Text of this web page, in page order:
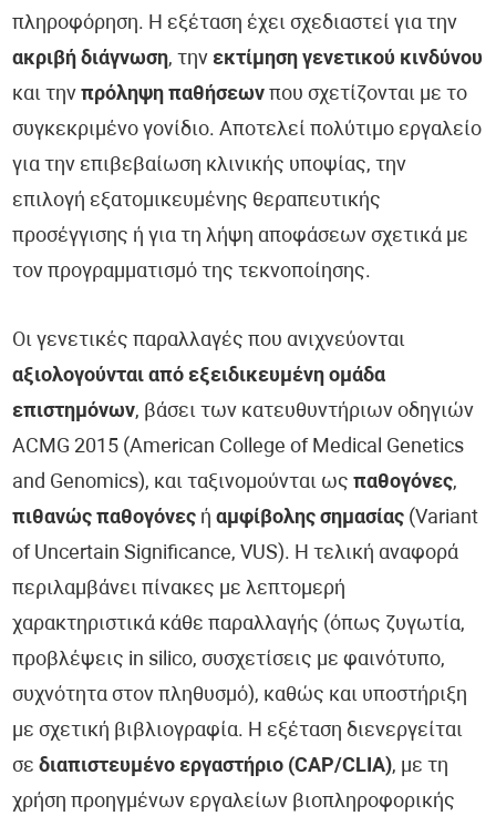
πληροφόρηση. Η εξέταση έχει σχεδιαστεί για την
ακριβή διάγνωση, τηνεκτίμηση γενετικού κινδύνου
και τηνπρόληψη παθήσεων που σχετίζονται με το
συγκεκριμένο γονίδιο. Αποτελεί πολύτιμο εργαλείο
για την επιβεβαίωση κλινικής υποψίας, την
επιλογή εξατομικευμένης θεραπευτικής
προσέγγισης ή για τη λήψη αποφάσεων σχετικά με
τον προγραμματισμό της τεκνοποίησης.
Οι γενετικές παραλλαγές που ανιχνεύονται
αξιολογούνται από εξειδικευμένη ομάδα
επιστημόνων, βάσει των κατευθυντήριων οδηγιών
ACMG 2015 (American College of Medical Genetics
and Genomics), και ταξινομούνται ωςπαθογόνες,
πιθανώς παθογόνες ήαμφίβολης σημασίας (Variant
of Uncertain Significance, VUS). Η τελική αναφορά
περιλαμβάνει πίνακες με λεπτομερή
χαρακτηριστικά κάθε παραλλαγής (όπως ζυγωτία,
προβλέψεις in silico, συσχετίσεις με φαινότυπο,
συχνότητα στον πληθυσμό), καθώς και υποστήριξη
με σχετική βιβλιογραφία. Η εξέταση διενεργείται
σεδιαπιστευμένο εργαστήριο (CAP/CLIA), με τη
χρήση προηγμένων εργαλείων βιοπληροφορικής